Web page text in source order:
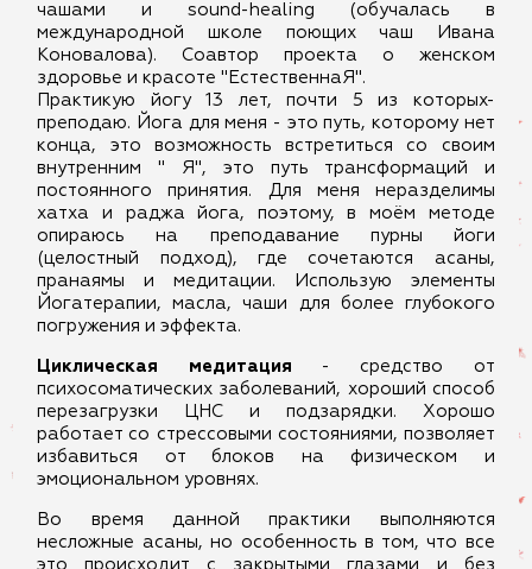
чашами и sound-healing (обучалась в
международной школе поющих чаш Ивана
Коновалова). Соавтор проекта о женском
здоровье и красоте "ЕстественнаЯ".
Практикую йогу 13 лет, почти 5 из которых-
преподаю. Йога для меня - это путь, которому нет
конца, это возможность встретиться со своим
внутренним " Я", это путь трансформаций и
постоянного принятия. Для меня неразделимы
хатха и раджа йога, поэтому, в моём методе
опираюсь на преподавание пурны йоги
(целостный подход), где сочетаются асаны,
пранаямы и медитации. Использую элементы
Йогатерапии, масла, чаши для более глубокого
погружения и эффекта.
Циклическая медитация - средство от
психосоматических заболеваний, хороший способ
перезагрузки ЦНС и подзарядки. Хорошо
работает со стрессовыми состояниями, позволяет
избавиться от блоков на физическом и
эмоциональном уровнях.
Во время данной практики выполняются
несложные асаны, но особенность в том, что все
это происходит с закрытыми глазами и без